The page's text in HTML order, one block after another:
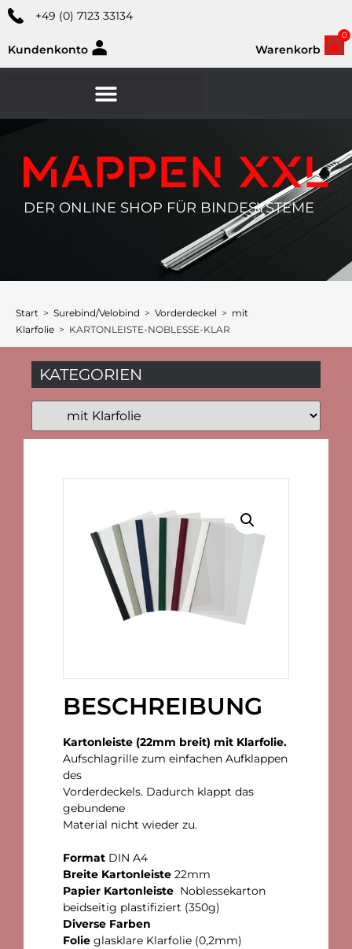
+49 (0) 7123 33134
Kundenkonto Warenkorb
0
DER ONLINE SHOP FÜR BINDESYSTEME
Start > Surebind/Velobind > Vorderdeckel > mit
Klarfolie > KARTONLEISTE-NOBLESSE-KLAR
KATEGORIEN
BESCHREIBUNG
Kartonleiste (22mm breit) mit Klarfolie.
Aufschlagrille zum einfachen Aufklappen
des
Vorderdeckels. Dadurch klappt das
gebundene
Material nicht wieder zu.
Format DIN A4
Breite Kartonleiste 22mm
Papier Kartonleiste Noblessekarton
beidseitig plastifiziert (350g)
Diverse Farben
Folie glasklare Klarfolie (0,2mm)